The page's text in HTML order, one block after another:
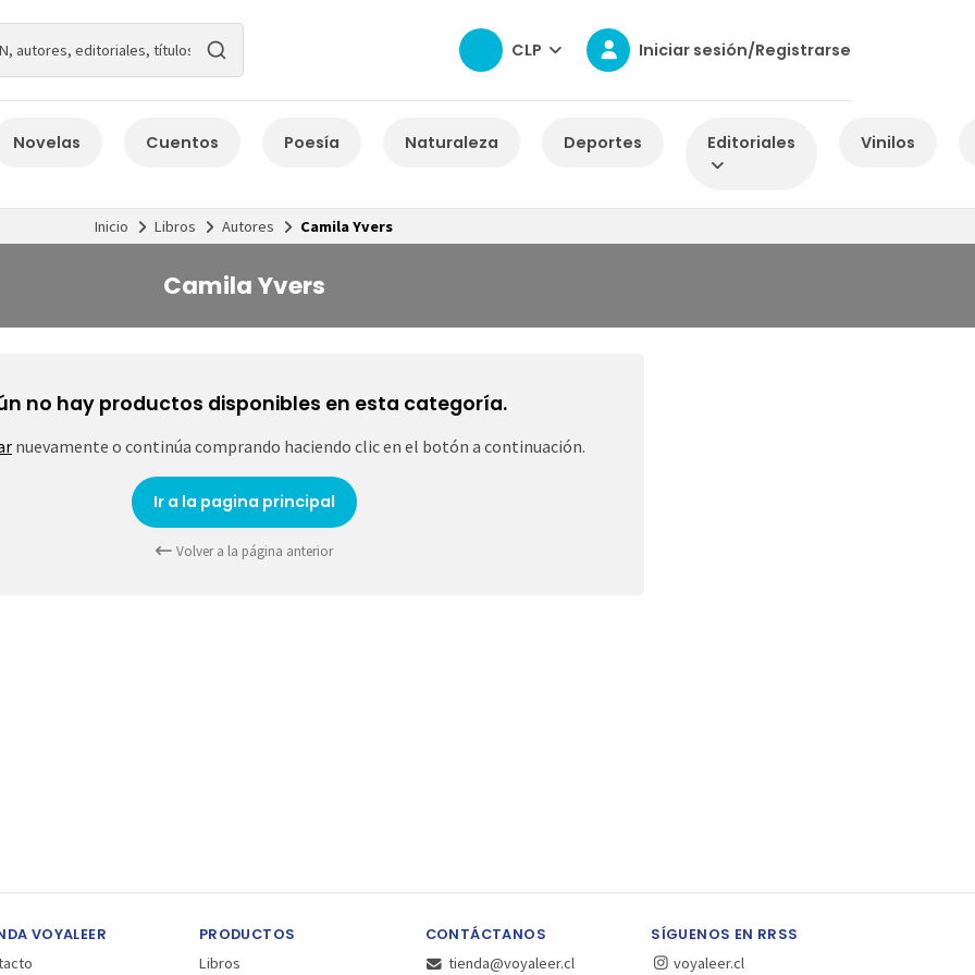
CLP Iniciar sesión/Registrarse
Novelas Cuentos Poesía Naturaleza Deportes Editoriales Vinilos
Inicio Libros Autores Camila Yvers
Camila Yvers
no hay productos disponibles en esta categoría.
nuevamente o continúa comprando haciendo clic en el botón a continuación.
Ir a la pagina principal
Volver a la página anterior
VOYALEER PRODUCTOS
Libros
CONTÁCTANOS
tienda@voyaleer.cl
SÍGUENOS EN RRSS
voyaleer.cl